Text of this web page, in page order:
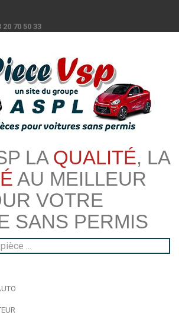
20 70 50 33
LA QUALITÉ, LA
AU MEILLEUR
VOTRE
SANS PERMIS